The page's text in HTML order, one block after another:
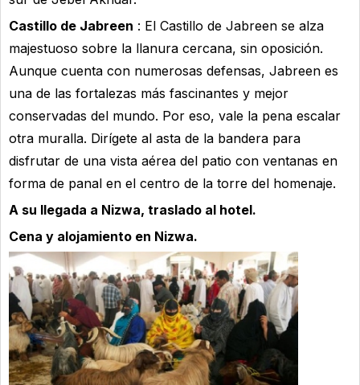
Castillo de Jabreen : El Castillo de Jabreen se alza
majestuoso sobre la llanura cercana, sin oposición.
Aunque cuenta con numerosas defensas, Jabreen es
una de las fortalezas más fascinantes y mejor
conservadas del mundo. Por eso, vale la pena escalar
otra muralla. Dirígete al asta de la bandera para
disfrutar de una vista aérea del patio con ventanas en
forma de panal en el centro de la torre del homenaje.
A su llegada a Nizwa, traslado al hotel.
Cena y alojamiento en Nizwa.